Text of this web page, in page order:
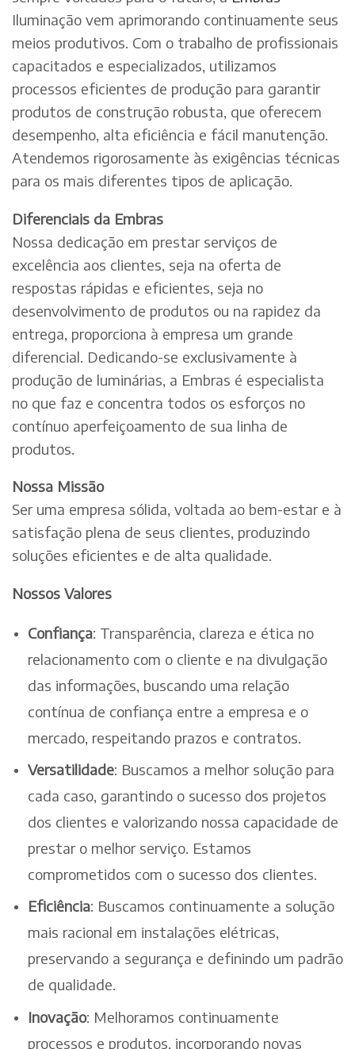
Iluminação vem aprimorando continuamente seus
meios produtivos. Com o trabalho de profissionais
capacitados e especializados, utilizamos
processos eficientes de produção para garantir
produtos de construção robusta, que oferecem
desempenho, alta eficiência e fácil manutenção.
Atendemos rigorosamente às exigências técnicas
para os mais diferentes tipos de aplicação.
Diferenciais da Embras
Nossa dedicação em prestar serviços de
excelência aos clientes, seja na oferta de
respostas rápidas e eficientes, seja no
desenvolvimento de produtos ou na rapidez da
entrega, proporciona à empresa um grande
diferencial. Dedicando-se exclusivamente à
produção de luminárias, a Embras é especialista
no que faz e concentra todos os esforços no
contínuo aperfeiçoamento de sua linha de
produtos.
Nossa Missão
Ser uma empresa sólida, voltada ao bem-estar e à
satisfação plena de seus clientes, produzindo
soluções eficientes e de alta qualidade.
Nossos Valores
Confiança: Transparência, clareza e ética no
relacionamento com o cliente e na divulgação
das informações, buscando uma relação
contínua de confiança entre a empresa e o
mercado, respeitando prazos e contratos.
Versatilidade: Buscamos a melhor solução para
cada caso, garantindo o sucesso dos projetos
dos clientes e valorizando nossa capacidade de
prestar o melhor serviço. Estamos
comprometidos com o sucesso dos clientes.
Eficiência: Buscamos continuamente a solução
mais racional em instalações elétricas,
preservando a segurança e definindo um padrão
de qualidade.
Inovação: Melhoramos continuamente
processos e produtos, incorporando novas